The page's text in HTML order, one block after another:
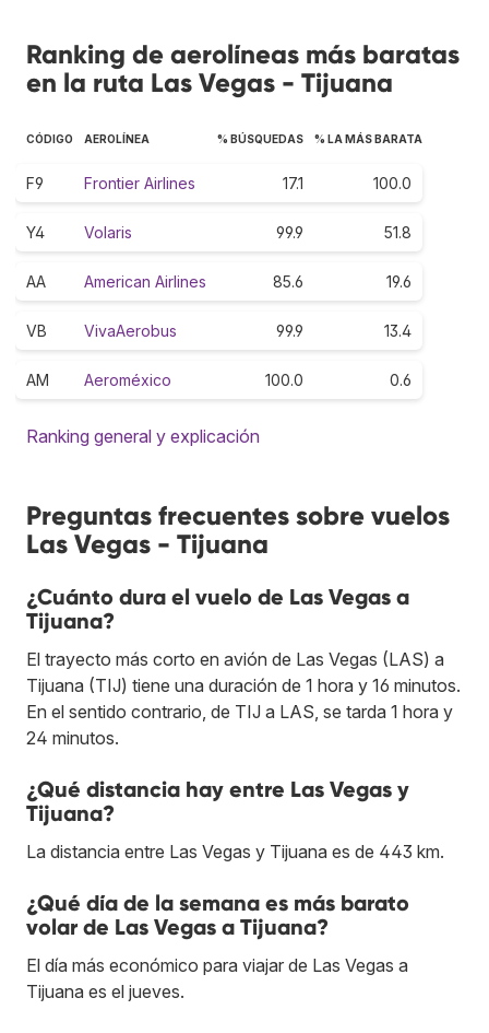
Ranking de aerolíneas más baratas
en la ruta Las Vegas - Tijuana
CÓDIGO AEROLÍNEA % BÚSQUEDAS % LA MÁS BARATA
F9 Frontier Airlines 17.1 100.0
Y4 Volaris 99.9 51.8
AA American Airlines 85.6 19.6
VB VivaAerobus 99.9 13.4
AM Aeroméxico 100.0 0.6
Ranking general y explicación
Preguntas frecuentes sobre vuelos
Las Vegas - Tijuana
¿Cuánto dura el vuelo de Las Vegas a
Tijuana?
El trayecto más corto en avión de Las Vegas (LAS) a
Tijuana (TIJ) tiene una duración de 1 hora y 16 minutos.
En el sentido contrario, de TIJ a LAS, se tarda 1 hora y
24 minutos.
¿Qué distancia hay entre Las Vegas y
Tijuana?
La distancia entre Las Vegas y Tijuana es de 443 km.
¿Qué día de la semana es más barato
volar de Las Vegas a Tijuana?
El día más económico para viajar de Las Vegas a
Tijuana es el jueves.